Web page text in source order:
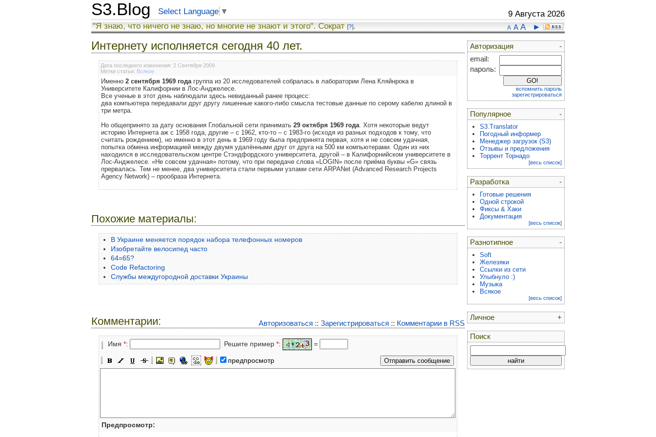
S3.Blog Select Language ▼ 9 Августа 2026
A A A ►
"Я знаю, что ничего не знаю, но многие не знают и этого". Сократ [?].
Интернету исполняется сегодня 40 лет.
Дата последнего изменения: 2 Сентября 2009
Метки статьи: Всякое
Именно 2 сентября 1969 годагруппа из 20 исследователей собралась в лаборатории Лена Кляйнрока в
Университете Калифорнии в Лос-Анджелесе.
Все ученые в этот день наблюдали здесь невиданный ранее процесс:
два компьютера передавали друг другу лишенные какого-либо смысла тестовые данные по серому кабелю длиной в
три метра.
Но общепринято за дату основания Глобальной сети принимать 29 октября 1969 года. Хотя некоторые ведут
историю Интернета аж с 1958 года, другие – с 1962, кто-то – с 1983-го (исходя из разных подходов к тому, что
считать рождением), но именно в этот день в 1969 году была предпринята первая, хотя и не совсем удачная,
попытка обмена информацией между двумя удалёнными друг от друга на 500 км компьютерами. Один из них
находился в исследовательском центре Стэндфордского университета, другой – в Калифорнийском университете в
Лос-Анджелесе. «Не совсем удачная» потому, что при передаче слова «LOGIN» после приёма буквы «G» связь
прервалась. Тем не менее, два университета стали первыми узлами сети ARPANet (Advanced Research Projects
Agency Network) – прообраза Интернета.
Похожие материалы:
В Украине меняется порядок набора телефонных номеров
Изобретайте велосипед часто
64=65?
Code Refactoring
Службы междугородной доставки Украины
Авторизоваться :: Зарегистрироваться :: Комментарии в RSS
Комментарии:
Имя *: Решите пример *: =
предпросмотр
Предпросмотр:
-
Авторизация
email:
пароль:
вспомнить пароль
зарегистрироваться
-
Популярное
S3.Translator
Погодный информер
Менеджер загрузок (S3)
Отзывы и предложения
Торрент Торнадо
[весь список]
-
Разработка
Готовые решения
Одной строкой
Фиксы & Хаки
Документация
[весь список]
-
Разнотипное
Soft
Железяки
Ссылки из сети
Улыбнуло :)
Музыка
Всякое
[весь список]
+
Личное
Поиск